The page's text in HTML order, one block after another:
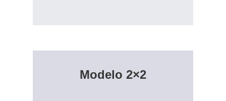
Modelo 2×2